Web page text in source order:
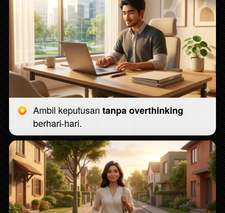
Ambil keputusan tanpa overthinking
berhari-hari.